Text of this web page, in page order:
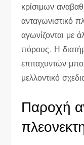
κρίσιμων
ανταγωνιστικό
αγωνίζονται με
πόρους. Η
επιταχυντών
μελλοντικό
Παροχή